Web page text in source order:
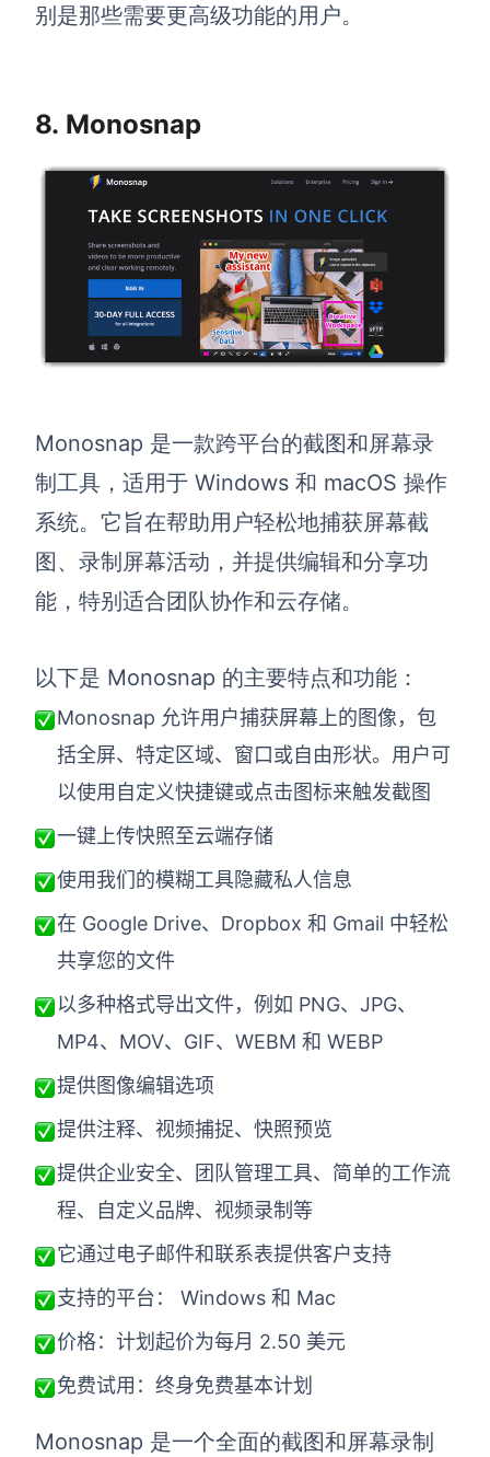
别是那些需要更高级功能的用户。
8. Monosnap
Monosnap 是一款跨平台的截图和屏幕录
制工具，适用于 Windows 和 macOS 操作
系统。它旨在帮助用户轻松地捕获屏幕截
图、录制屏幕活动，并提供编辑和分享功
能，特别适合团队协作和云存储。
以下是 Monosnap 的主要特点和功能：
Monosnap 允许用户捕获屏幕上的图像，包
括全屏、特定区域、窗口或自由形状。用户可
以使用自定义快捷键或点击图标来触发截图
一键上传快照至云端存储
使用我们的模糊工具隐藏私人信息
在 Google Drive、Dropbox 和 Gmail 中轻松
共享您的文件
以多种格式导出文件，例如 PNG、JPG、
MP4、MOV、GIF、WEBM 和 WEBP
提供图像编辑选项
提供注释、视频捕捉、快照预览
提供企业安全、团队管理工具、简单的工作流
程、自定义品牌、视频录制等
它通过电子邮件和联系表提供客户支持
支持的平台： Windows 和 Mac
价格：计划起价为每月 2.50 美元
免费试用：终身免费基本计划
Monosnap 是一个全面的截图和屏幕录制